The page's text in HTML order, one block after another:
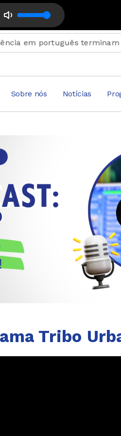
português terminam quinta
Sobre nós Notícias
Tribo